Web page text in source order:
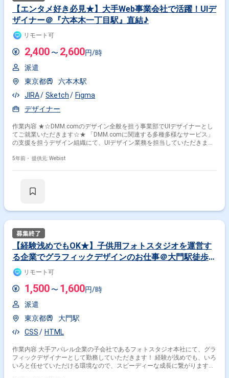
「DNA美容®」を提供し、美しくなりたい女性の願いをサポートしていま
す。 ■インハウスデザイン室とは？ ネクシィーズが運営しているさまざま
な自社サービスについて、そのWebサイト内やパンフレットのクリエイテ
ルフエステ「BODY ARCHI（ボディアーキ）」の店舗に設置するパネルの
Webサイトに掲載する画像の制作なども一部ご担当いただきます。 チーム
すい環境ですので、 積極的に行動したいタイプの方におすすめです。 ＜
出社状況＞ 基本的に出社いただき、渋谷徒歩7分のオフィスでの勤務とな
りますが、週1程度のリモートワークは 相談可能です。 ▼企業HP
https://www.nexyz.jp/ ▼「BODY ARCHI（ボディアーキ）」HP
【エンタメ好き必見★】大手Web事業会社で活躍！UIデ
ザイナー＠『六本木一丁目駅』直結♪
リモート可
2,400 〜 2,600円/時
派遣
東京都
六本木駅
JIRA
Sketch
Figma
デザイナー
作業内容 ★☆DMM.comのデザイン全般を担う事業部でUIデザイナーとし
てご就業いただきます☆★ 「DMM.comに関連する多種多様なサービス」
の支援を担うデザイン組織にて、UIデザイン業務を担当していただきま
・バナー制作 / 小規模DTP等のグラフィックデザイン 【参画メリット】
じて、共に案件を経験することができます ・サービス構築または運営担当
いただく可能性もございます。
5年前・ 提供元: Webist
【経験浅めでもOK★】子供用フォトスタジオを運営す
る企業でグラフィックデザインのお仕事＠大門駅徒歩2
分＆リモート可能♪
リモート可
1,500 〜 1,600円/時
派遣
東京都
大門駅
CSS
HTML
作業内容 大手アパレル企業の子会社であるフォトスタジオ本社にて、グラ
フィックデザイナーとして勤務していただきます！ 経験が浅めでも、いろ
いろと任せていただける環境なので、スピーディーな成長に繋がります！